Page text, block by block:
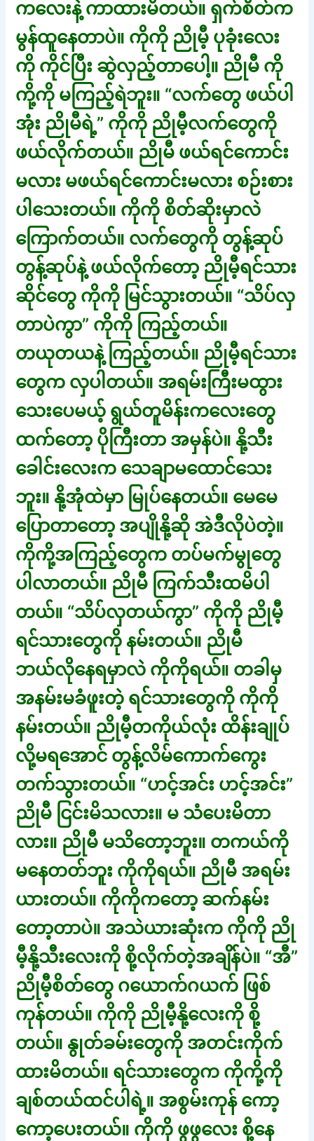
ကလေးနဲ့ ကာထားမိတယ်။ ရှက်စိတ်က
မွန်ထူနေတာပဲ။ ကိုကို ညိုမီ့ ပုခုံးလေး
ကို ကိုင်ပြီး ဆွဲလှည့်တာပေါ့။ ညိုမီ ကို
ကို့ကို မကြည့်ရဲဘူး။ “လက်တွေ ဖယ်ပါ
အုံး ညိုမီရဲ့” ကိုကို ညိုမီ့လက်တွေကို
ဖယ်လိုက်တယ်။ ညိုမီ ဖယ်ရင်ကောင်း
မလား မဖယ်ရင်ကောင်းမလား စဉ်းစား
ပါသေးတယ်။ ကိုကို စိတ်ဆိုးမှာလဲ
ကြောက်တယ်။ လက်တွေကို တွန့်ဆုပ်
တွန့်ဆုပ်နဲ့ ဖယ်လိုက်တော့ ညိုမီ့ရင်သား
ဆိုင်တွေ ကိုကို မြင်သွားတယ်။ “သိပ်လှ
တာပဲကွာ” ကိုကို ကြည့်တယ်။
တယုတယနဲ့ ကြည့်တယ်။ ညိုမီ့ရင်သား
တွေက လှပါတယ်။ အရမ်းကြီးမထွား
သေးပေမယ့် ရွယ်တူမိန်းကလေးတွေ
ထက်တော့ ပိုကြီးတာ အမှန်ပဲ။ နို့သီး
ခေါင်းလေးက သေချာမထောင်သေး
ဘူး။ နို့အုံထဲမှာ မြုပ်နေတယ်။ မေမေ
ပြောတာတော့ အပျိုနို့ဆို အဲဒီလိုပဲတဲ့။
ကိုကို့အကြည့်တွေက တပ်မက်မွုတွေ
ပါလာတယ်။ ညိုမီ ကြက်သီးထမိပါ
တယ်။ “သိပ်လှတယ်ကွာ” ကိုကို ညိုမီ့
ရင်သားတွေကို နမ်းတယ်။ ညိုမီ
ဘယ်လိုနေရမှာလဲ ကိုကိုရယ်။ တခါမှ
အနမ်းမခံဖူးတဲ့ ရင်သားတွေကို ကိုကို
နမ်းတယ်။ ညိုမီ့တကိုယ်လုံး ထိန်းချုပ်
လို့မရအောင် တွန့်လိမ်ကောက်ကွေး
တက်သွားတယ်။ “ဟင့်အင်း ဟင့်အင်း”
ညိုမီ ငြင်းမိသလား။ မ သံပေးမိတာ
လား။ ညိုမီ မသိတော့ဘူး။ တကယ်ကို
မနေတတ်ဘူး ကိုကိုရယ်။ ညိုမီ အရမ်း
ယားတယ်။ ကိုကိုကတော့ ဆက်နမ်း
တော့တာပဲ။ အသဲယားဆုံးက ကိုကို ညို
မီ့နို့သီးလေးကို စို့လိုက်တဲ့အချိန်ပဲ။ “အီ”
ညိုမီ့စိတ်တွေ ဂယောက်ဂယက် ဖြစ်
ကုန်တယ်။ ကိုကို ညိုမီ့နို့လေးကို စို့
တယ်။ နွုတ်ခမ်းတွေကို အတင်းကိုက်
ထားမိတယ်။ ရင်သားတွေက ကိုကို့ကို
ချစ်တယ်ထင်ပါရဲ့။ အစွမ်းကုန် ကော့
ကော့ပေးတယ်။ ကိုကို ဖွဖွလေး စို့နေ